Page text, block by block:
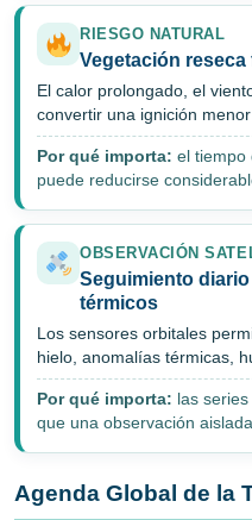
RIESGO NATURAL
Vegetación
El calor prolongado, el
convertir una ignición
Por qué importa: el tiempo
puede reducirse
OBSERVACIÓN
Seguimiento
térmicos
Los sensores orbitales
hielo, anomalías térmicas,
Por qué importa: las
que una observación
Agenda Global de la